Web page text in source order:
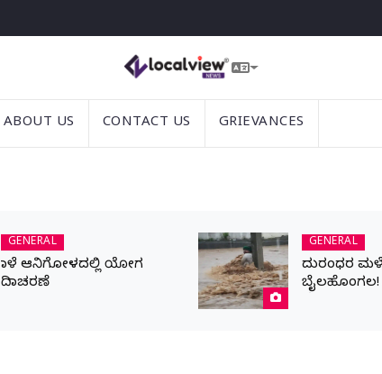
ABOUT US CONTACT US GRIEVANCES
GENERAL
ನಾಳೆ ಆನಿಗೋಳದಲ್ಲಿ ಯೋಗ
ದಿನಾಚರಣೆ
GENERAL
ದುರಂಧರ
ಬೈಲಹೊಂಗಲ!